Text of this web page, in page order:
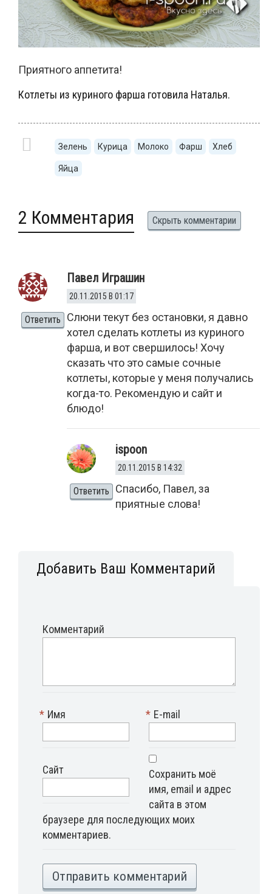
Приятного аппетита!
Котлеты из куриного фарша готовила Наталья.
Зелень Курица Молоко Фарш Хлеб
Яйца
2 Комментария Скрыть комментарии
Павел Играшин
20.11.2015 В 01:17
Слюни текут без остановки, я давно
хотел сделать котлеты из куриного
фарша, и вот свершилось! Хочу
сказать что это самые сочные
котлеты, которые у меня получались
когда-то. Рекомендую и сайт и
блюдо!
Ответить
ispoon
20.11.2015 В 14:32
Спасибо, Павел, за
приятные слова!
Ответить
Добавить Ваш Комментарий
Комментарий
Имя
* E-mail
*
Сайт
Сохранить моё
имя, email и адрес
сайта в этом
браузере для последующих моих
комментариев.